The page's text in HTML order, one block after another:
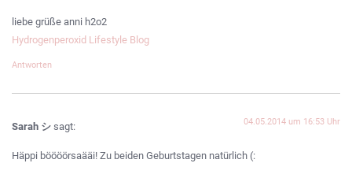
liebe grüße anni h2o2
Hydrogenperoxid Lifestyle Blog
Antworten
Sarah シ sagt: 04.05.2014 um 16:53 Uhr
Häppi böööörsaääi! Zu beiden Geburtstagen natürlich (: